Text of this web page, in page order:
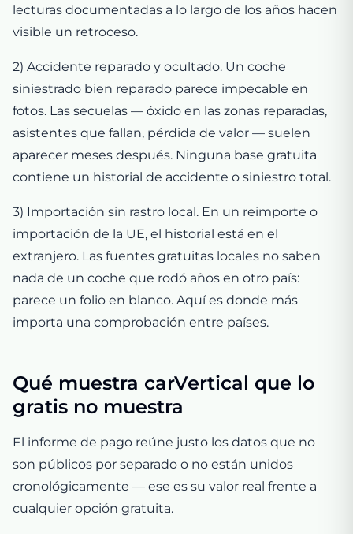
lecturas documentadas a lo largo de los años hacen
visible un retroceso.
2) Accidente reparado y ocultado. Un coche
siniestrado bien reparado parece impecable en
fotos. Las secuelas — óxido en las zonas reparadas,
asistentes que fallan, pérdida de valor — suelen
aparecer meses después. Ninguna base gratuita
contiene un historial de accidente o siniestro total.
3) Importación sin rastro local. En un reimporte o
importación de la UE, el historial está en el
extranjero. Las fuentes gratuitas locales no saben
nada de un coche que rodó años en otro país:
parece un folio en blanco. Aquí es donde más
importa una comprobación entre países.
Qué muestra carVertical que lo
gratis no muestra
El informe de pago reúne justo los datos que no
son públicos por separado o no están unidos
cronológicamente — ese es su valor real frente a
cualquier opción gratuita.